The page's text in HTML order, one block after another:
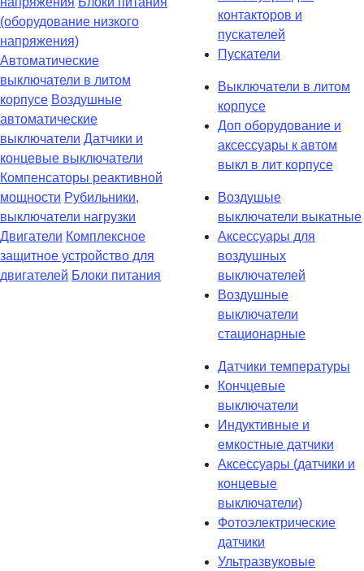
(оборудование низкого
напряжения)
Автоматические
выключатели в литом
корпусе Воздушные
автоматические
выключатели Датчики и
концевые выключатели
Компенсаторы реактивной
мощности Рубильники,
выключатели нагрузки
Двигатели Комплексное
защитное устройство для
двигателей Блоки питания
контакторов и
пускателей
Пускатели
Выключатели в литом
корпусе
Доп оборудование и
аксессуары к автом
выкл в лит корпусе
Воздушые
выключатели выкатные
Аксессуары для
воздушных
выключателей
Воздушные
выключатели
стационарные
Датчики температуры
Кончцевые
выключатели
Индуктивные и
емкостные датчики
Аксессуары (датчики и
концевые
выключатели)
Фотоэлектрические
датчики
Ультразвуковые